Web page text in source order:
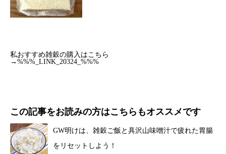
私おすすめ雑穀の購入はこちら
→ %%%_LINK_20324_%%%
この記事をお読みの方はこちらもオススメです
GW明けは、雑穀ご飯と具沢山味噌汁で疲れた胃腸
をリセットしよう！